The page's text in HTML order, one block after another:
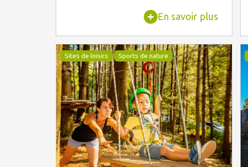
En savoir plus
Sites de loisirs Sports de nature